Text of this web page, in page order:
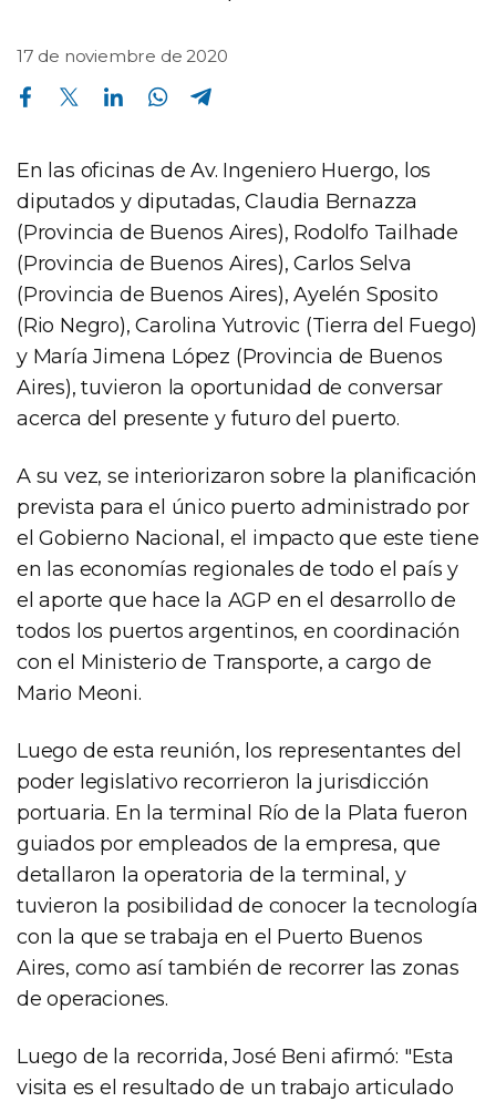
17 de noviembre de 2020
Compartir en Facebook Compartir en Twitter Compartir en Linkedin Compartir en Whatsapp
En las oficinas de Av. Ingeniero Huergo, los
diputados y diputadas, Claudia Bernazza
(Provincia de Buenos Aires), Rodolfo Tailhade
(Provincia de Buenos Aires), Carlos Selva
(Provincia de Buenos Aires), Ayelén Sposito
(Rio Negro), Carolina Yutrovic (Tierra del Fuego)
y María Jimena López (Provincia de Buenos
Aires), tuvieron la oportunidad de conversar
acerca del presente y futuro del puerto.
A su vez, se interiorizaron sobre la planificación
prevista para el único puerto administrado por
el Gobierno Nacional, el impacto que este tiene
en las economías regionales de todo el país y
el aporte que hace la AGP en el desarrollo de
todos los puertos argentinos, en coordinación
con el Ministerio de Transporte, a cargo de
Mario Meoni.
Luego de esta reunión, los representantes del
poder legislativo recorrieron la jurisdicción
portuaria. En la terminal Río de la Plata fueron
guiados por empleados de la empresa, que
detallaron la operatoria de la terminal, y
tuvieron la posibilidad de conocer la tecnología
con la que se trabaja en el Puerto Buenos
Aires, como así también de recorrer las zonas
de operaciones.
Luego de la recorrida, José Beni afirmó: "Esta
visita es el resultado de un trabajo articulado